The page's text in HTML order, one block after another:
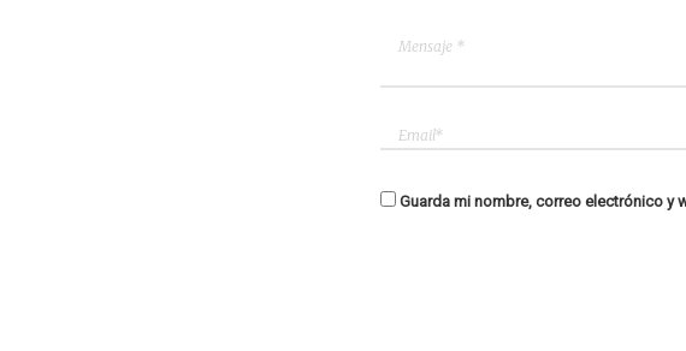
Guarda mi nombre, correo electrónico y